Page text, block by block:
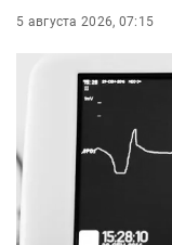
5 августа 2026, 07:15